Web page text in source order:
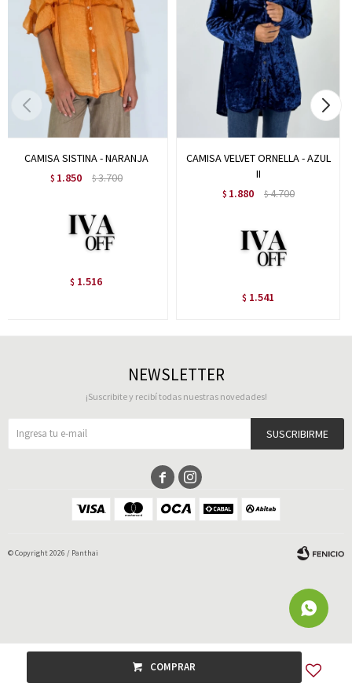
COMPRAR
CAMISA SISTINA - NARANJA
$ 1.850 $3.700
$ 1.516
CAMISA VELVET ORNELLA - AZUL
II
$ 1.880 $4.700
$ 1.541
NEWSLETTER
¡Suscribite y recibí todas nuestras novedades!
SUSCRIBIRME
 
© Copyright 2026 / Panthai